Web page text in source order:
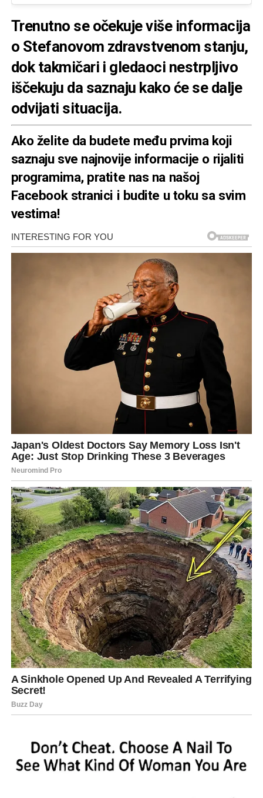
Trenutno se očekuje više informacija
o Stefanovom zdravstvenom stanju,
dok takmičari i gledaoci nestrpljivo
iščekuju da saznaju kako će se dalje
odvijati situacija.
Ako želite da budete među prvima koji
saznaju sve najnovije informacije o rijaliti
programima, pratite nas na našoj
Facebook stranici i budite u toku sa svim
vestima!